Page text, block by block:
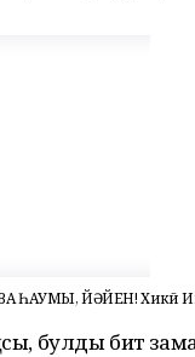
ҺАУМЫ, ЙӘЙЕН! Хикәйә
булды бит